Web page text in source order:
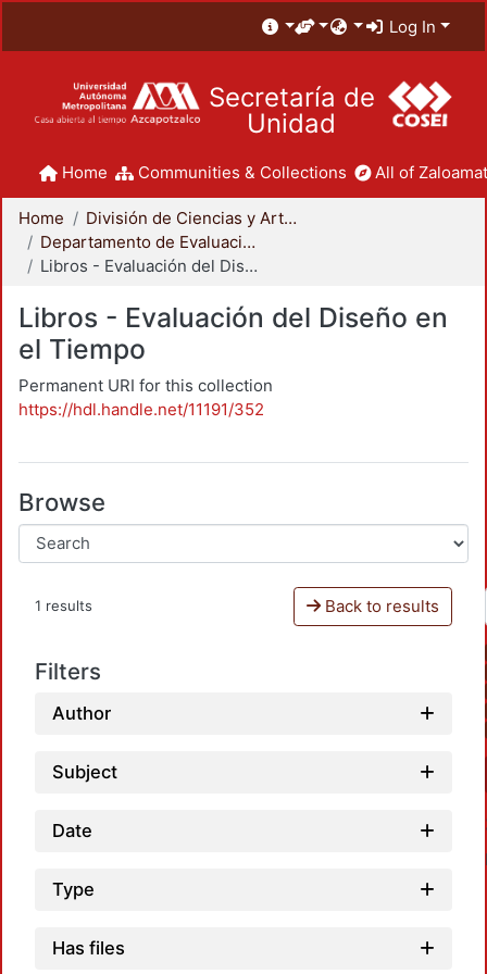
Log In
Secretaría de
Unidad
Home Communities & Collections All of
Home
División de Ciencias y Artes para el Diseño
Departamento de Evaluación del Diseño en el Tiempo
Libros - Evaluación del Diseño en el Tiempo
Libros - Evaluación del Diseño en
el Tiempo
Permanent URI for this collection
https://hdl.handle.net/11191/352
Browse
1 results Back to results
Filters
Author
Subject
Date
Type
Has files